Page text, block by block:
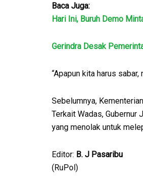
Baca Juga:
Hari Ini, Buruh Demo
Gerindra Desak
“Apapun kita harus
Sebelumnya,
Terkait Wadas, Gubernur
yang menolak untuk
Editor: B. J Pasaribu
(RuPol)